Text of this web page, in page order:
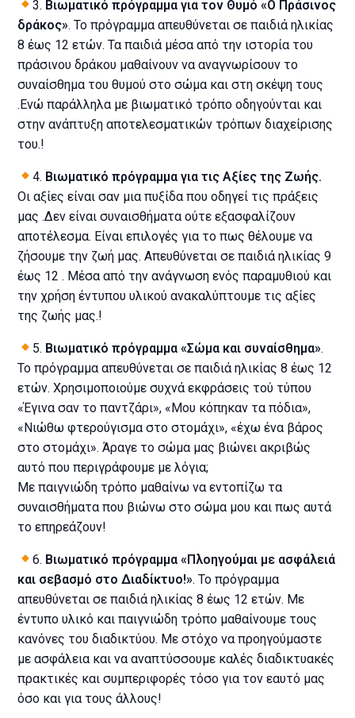
3. Βιωματικό πρόγραμμα για τον Θυμό «Ο Πράσινος
δράκος». Το πρόγραμμα απευθύνεται σε παιδιά ηλικίας
8 έως 12 ετών. Τα παιδιά μέσα από την ιστορία του
πράσινου δράκου μαθαίνουν να αναγνωρίσουν το
συναίσθημα του θυμού στο σώμα και στη σκέψη τους
.Ενώ παράλληλα με βιωματικό τρόπο οδηγούνται και
στην ανάπτυξη αποτελεσματικών τρόπων διαχείρισης
του.!
4. Βιωματικό πρόγραμμα για τις Αξίες της Ζωής.
Οι αξίες είναι σαν μια πυξίδα που οδηγεί τις πράξεις
μας .Δεν είναι συναισθήματα ούτε εξασφαλίζουν
αποτέλεσμα. Είναι επιλογές για το πως θέλουμε να
ζήσουμε την ζωή μας. Απευθύνεται σε παιδιά ηλικίας 9
έως 12 . Μέσα από την ανάγνωση ενός παραμυθιού και
την χρήση έντυπου υλικού ανακαλύπτουμε τις αξίες
της ζωής μας.!
5. Βιωματικό πρόγραμμα «Σώμα και συναίσθημα».
Το πρόγραμμα απευθύνεται σε παιδιά ηλικίας 8 έως 12
ετών. Χρησιμοποιούμε συχνά εκφράσεις τού τύπου
«Έγινα σαν το παντζάρι», «Μου κόπηκαν τα πόδια»,
«Νιώθω φτερούγισμα στο στομάχι», «έχω ένα βάρος
στο στομάχι». Άραγε το σώμα μας βιώνει ακριβώς
αυτό που περιγράφουμε με λόγια;
Με παιγνιώδη τρόπο μαθαίνω να εντοπίζω τα
συναισθήματα που βιώνω στο σώμα μου και πως αυτά
το επηρεάζουν!
6. Βιωματικό πρόγραμμα «Πλοηγούμαι με ασφάλειά
και σεβασμό στο Διαδίκτυο!». Το πρόγραμμα
απευθύνεται σε παιδιά ηλικίας 8 έως 12 ετών. Με
έντυπο υλικό και παιγνιώδη τρόπο μαθαίνουμε τους
κανόνες του διαδικτύου. Με στόχο να προηγούμαστε
με ασφάλεια και να αναπτύσσουμε καλές διαδικτυακές
πρακτικές και συμπεριφορές τόσο για τον εαυτό μας
όσο και για τους άλλους!